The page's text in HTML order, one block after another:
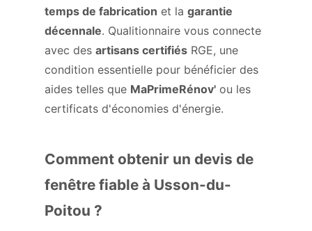
temps de fabrication et la garantie
décennale. Qualitionnaire vous connecte
avec des artisans certifiés RGE, une
condition essentielle pour bénéficier des
aides telles que MaPrimeRénov' ou les
certificats d'économies d'énergie.
Comment obtenir un devis de
fenêtre fiable à Usson-du-
Poitou ?